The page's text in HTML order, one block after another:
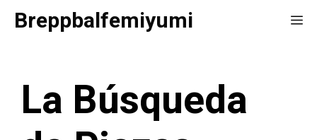
SaltarBreppbalfemiyumi
La Búsqueda